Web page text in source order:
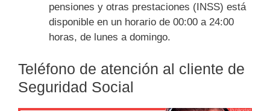
pensiones y otras prestaciones (INSS) está
disponible en un horario de 00:00 a 24:00
horas, de lunes a domingo.
Teléfono de atención al cliente de
Seguridad Social